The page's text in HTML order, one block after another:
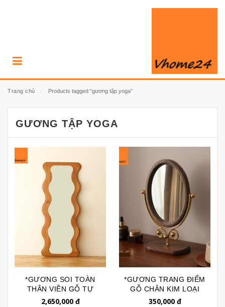
Trang chủ ⁄ Products tagged “gương tập yoga”
GƯƠNG TẬP YOGA
*GƯƠNG SOI TOÀN
THÂN VIỀN GỖ TỰ
NHIÊN DÁNG SÓNG
2,650,000đ
*GƯƠNG TRANG ĐIỂM
GỖ CHÂN KIM LOẠI
TÂN CỔ ĐIỂN GTD265
350,000đ